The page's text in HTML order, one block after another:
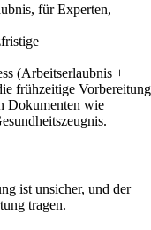
für Experten,
(Arbeitserlaubnis +
frühzeitige Vorbereitung
Dokumenten wie
ist unsicher, und der
tragen.